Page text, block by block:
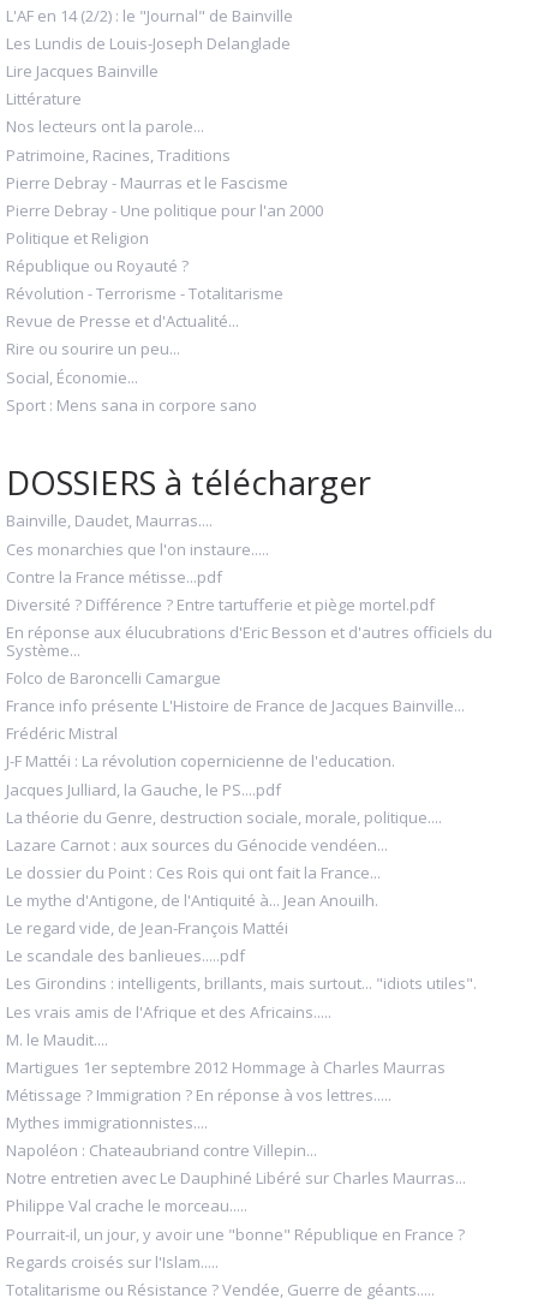
L'AF en 14 (2/2) : le "Journal" de Bainville
Les Lundis de Louis-Joseph Delanglade
Lire Jacques Bainville
Littérature
Nos lecteurs ont la parole...
Patrimoine, Racines, Traditions
Pierre Debray - Maurras et le Fascisme
Pierre Debray - Une politique pour l'an 2000
Politique et Religion
République ou Royauté ?
Révolution - Terrorisme - Totalitarisme
Revue de Presse et d'Actualité...
Rire ou sourire un peu...
Social, Économie...
Sport : Mens sana in corpore sano
DOSSIERS à télécharger
Bainville, Daudet, Maurras....
Ces monarchies que l'on instaure.....
Contre la France métisse...pdf
Diversité ? Différence ? Entre tartufferie et piège mortel.pdf
En réponse aux élucubrations d'Eric Besson et d'autres officiels du
Système...
Folco de Baroncelli Camargue
France info présente L'Histoire de France de Jacques Bainville...
Frédéric Mistral
J-F Mattéi : La révolution copernicienne de l'education.
Jacques Julliard, la Gauche, le PS....pdf
La théorie du Genre, destruction sociale, morale, politique....
Lazare Carnot : aux sources du Génocide vendéen...
Le dossier du Point : Ces Rois qui ont fait la France...
Le mythe d'Antigone, de l'Antiquité à... Jean Anouilh.
Le regard vide, de Jean-François Mattéi
Le scandale des banlieues.....pdf
Les Girondins : intelligents, brillants, mais surtout... "idiots utiles".
Les vrais amis de l'Afrique et des Africains.....
M. le Maudit....
Martigues 1er septembre 2012 Hommage à Charles Maurras
Métissage ? Immigration ? En réponse à vos lettres.....
Mythes immigrationnistes....
Napoléon : Chateaubriand contre Villepin...
Notre entretien avec Le Dauphiné Libéré sur Charles Maurras...
Philippe Val crache le morceau.....
Pourrait-il, un jour, y avoir une "bonne" République en France ?
Regards croisés sur l'Islam.....
Totalitarisme ou Résistance ? Vendée, Guerre de géants.....